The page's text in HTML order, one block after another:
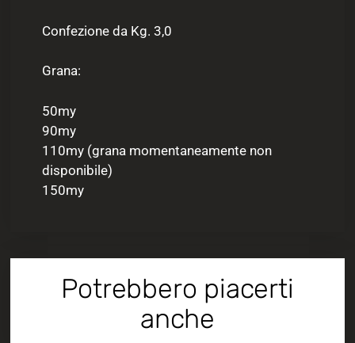
Confezione da Kg. 3,0
Grana:
50my
90my
110my (grana momentaneamente non
disponibile)
150my
Potrebbero piacerti
anche